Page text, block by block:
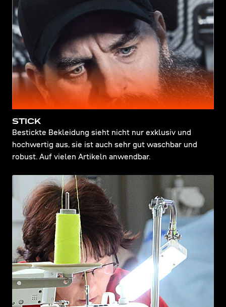
STICK
Bestickte Bekleidung sieht nicht nur exklusiv und
hochwertig aus, sie ist auch sehr gut waschbar und
robust. Auf vielen Artikeln anwendbar.